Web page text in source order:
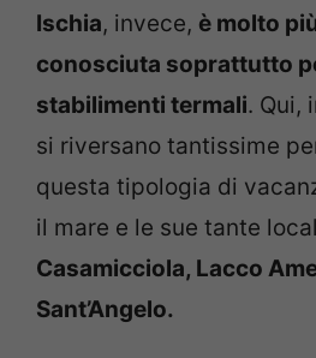
Ischia, invece, è molto
conosciuta soprattutto
stabilimenti termali. Qui,
si riversano tantissime
questa tipologia di
il mare e le sue tante
Casamicciola, Lacco
Sant’Angelo.